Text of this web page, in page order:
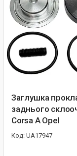
Заглушка
заднього
Corsa A Opel
UA17947